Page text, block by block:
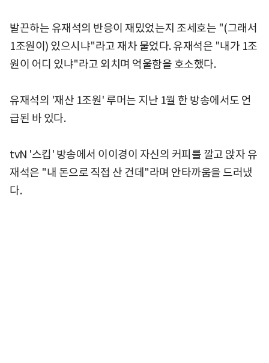
발끈하는 유재석의 반응이 재밌었는지 조세호는 "(그래서
1조원이) 있으시냐"라고 재차 물었다. 유재석은 "내가 1조
원이 어디 있냐"라고 외치며 억울함을 호소했다.
유재석의 '재산 1조원' 루머는 지난 1월 한 방송에서도 언
급된 바 있다.
tvN '스킵' 방송에서 이이경이 자신의 커피를 깔고 앉자 유
재석은 "내 돈으로 직접 산 건데"라며 안타까움을 드러냈
다.